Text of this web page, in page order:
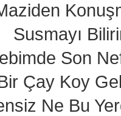
Susmayı
Son
Çay Koy
Ne Bu